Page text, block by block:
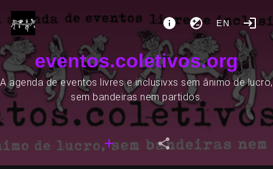
EN
eventos.coletivos.org
A agenda de eventos livres e inclusivxs sem ânimo de lucro,
sem bandeiras nem partidos.